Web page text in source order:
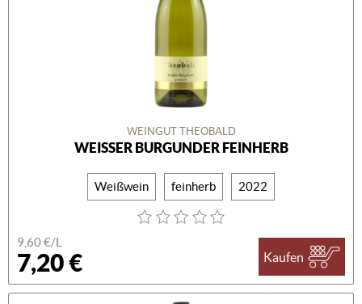
WEINGUT THEOBALD
WEISSER BURGUNDER FEINHERB
Weißwein feinherb 2022
9,60 €/L
7,20 € Kaufen